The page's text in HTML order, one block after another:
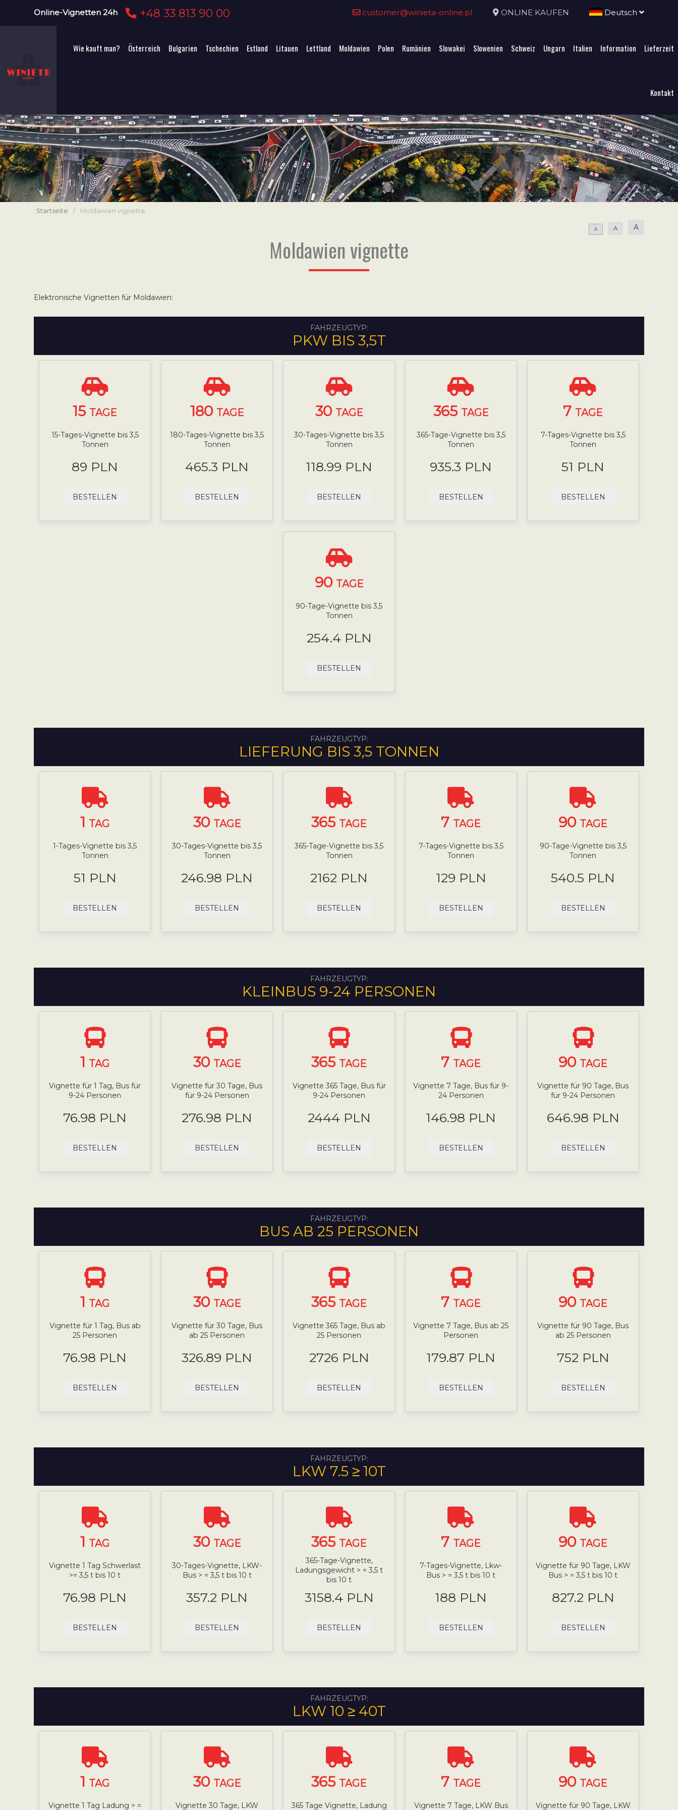
Online-Vignetten 24h +48 33 813 90 00 customer@winieta-online.pl ONLINE KAUFEN Deutsch
Wie kauft man? Österreich Bulgarien Tschechien Estland Litauen Lettland Moldawien Polen Rumänien Slowakei Slowenien Schweiz Ungarn Italien Information Lieferzeit
Kontakt
Startseite / Moldawien vignette
A A A
Moldawien vignette
Elektronische Vignetten für Moldawien:
FAHRZEUGTYP:
PKW BIS 3,5T
15 TAGE
15-Tages-Vignette bis 3,5
Tonnen
89 PLN
BESTELLEN
180 TAGE
180-Tages-Vignette bis 3,5
Tonnen
465.3 PLN
BESTELLEN
30 TAGE
30-Tages-Vignette bis 3,5
Tonnen
118.99 PLN
BESTELLEN
365 TAGE
365-Tage-Vignette bis 3,5
Tonnen
935.3 PLN
BESTELLEN
7 TAGE
7-Tages-Vignette bis 3,5
Tonnen
51 PLN
BESTELLEN
90 TAGE
90-Tage-Vignette bis 3,5
Tonnen
254.4 PLN
BESTELLEN
FAHRZEUGTYP:
LIEFERUNG BIS 3,5 TONNEN
1 TAG
1-Tages-Vignette bis 3,5
Tonnen
51 PLN
BESTELLEN
30 TAGE
30-Tages-Vignette bis 3,5
Tonnen
246.98 PLN
BESTELLEN
365 TAGE
365-Tage-Vignette bis 3,5
Tonnen
2162 PLN
BESTELLEN
7 TAGE
7-Tages-Vignette bis 3,5
Tonnen
129 PLN
BESTELLEN
90 TAGE
90-Tage-Vignette bis 3,5
Tonnen
540.5 PLN
BESTELLEN
FAHRZEUGTYP:
KLEINBUS 9-24 PERSONEN
1 TAG
Vignette für 1 Tag, Bus für
9-24 Personen
76.98 PLN
BESTELLEN
30 TAGE
Vignette für 30 Tage, Bus
für 9-24 Personen
276.98 PLN
BESTELLEN
365 TAGE
Vignette 365 Tage, Bus für
9-24 Personen
2444 PLN
BESTELLEN
7 TAGE
Vignette 7 Tage, Bus für 9-
24 Personen
146.98 PLN
BESTELLEN
90 TAGE
Vignette für 90 Tage, Bus
für 9-24 Personen
646.98 PLN
BESTELLEN
FAHRZEUGTYP:
BUS AB 25 PERSONEN
1 TAG
Vignette für 1 Tag, Bus ab
25 Personen
76.98 PLN
BESTELLEN
30 TAGE
Vignette für 30 Tage, Bus
ab 25 Personen
326.89 PLN
BESTELLEN
365 TAGE
Vignette 365 Tage, Bus ab
25 Personen
2726 PLN
BESTELLEN
7 TAGE
Vignette 7 Tage, Bus ab 25
Personen
179.87 PLN
BESTELLEN
90 TAGE
Vignette für 90 Tage, Bus
ab 25 Personen
752 PLN
BESTELLEN
FAHRZEUGTYP:
LKW 7.5 ≥ 10T
1 TAG
Vignette 1 Tag Schwerlast
>= 3,5 t bis 10 t
76.98 PLN
BESTELLEN
30 TAGE
30-Tages-Vignette, LKW-
Bus > = 3,5 t bis 10 t
357.2 PLN
BESTELLEN
365 TAGE
365-Tage-Vignette,
Ladungsgewicht > = 3,5 t
bis 10 t
3158.4 PLN
BESTELLEN
7 TAGE
7-Tages-Vignette, Lkw-
Bus > = 3,5 t bis 10 t
188 PLN
BESTELLEN
90 TAGE
Vignette für 90 Tage, LKW
Bus > = 3,5 t bis 10 t
827.2 PLN
BESTELLEN
FAHRZEUGTYP:
LKW 10 ≥ 40T
1 TAG
Vignette 1 Tag Ladung > =
30 TAGE
Vignette 30 Tage, LKW
365 TAGE
365 Tage Vignette, Ladung
7 TAGE
Vignette 7 Tage, LKW Bus
90 TAGE
Vignette für 90 Tage, LKW